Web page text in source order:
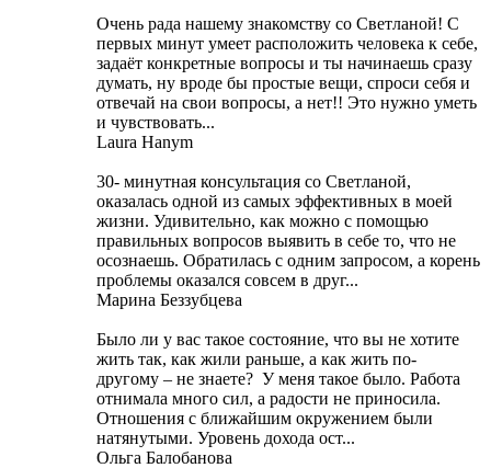
Очень рада нашему знакомству со Светланой! С
первых минут умеет расположить человека к себе,
задаёт конкретные вопросы и ты начинаешь сразу
думать, ну вроде бы простые вещи, спроси себя и
отвечай на свои вопросы, а нет!! Это нужно уметь
и чувствовать...
Laura Hanym
30- минутная консультация со Светланой,
оказалась одной из самых эффективных в моей
жизни. Удивительно, как можно с помощью
правильных вопросов выявить в себе то, что не
осознаешь. Обратилась с одним запросом, а корень
проблемы оказался совсем в друг...
Марина Беззубцева
Было ли у вас такое состояние, что вы не хотите
жить так, как жили раньше, а как жить по-
другому – не знаете? У меня такое было. Работа
отнимала много сил, а радости не приносила.
Отношения с ближайшим окружением были
натянутыми. Уровень дохода ост...
Ольга Балобанова